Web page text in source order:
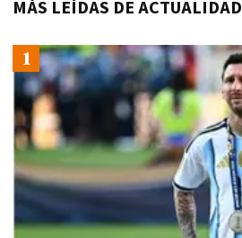
MÁS LEÍDAS DE ACTUALIDAD